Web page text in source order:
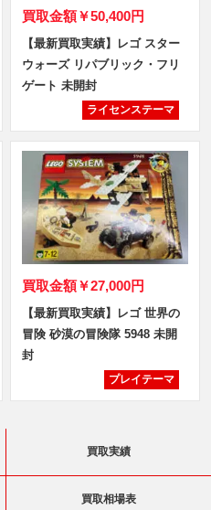
買取金額￥50,400円
【最新買取実績】レゴ スター
ウォーズ リパブリック・フリ
ゲート 未開封
ライセンステーマ
買取金額￥27,000円
【最新買取実績】レゴ 世界の
冒険 砂漠の冒険隊 5948 未開
封
プレイテーマ
買取実績
買取相場表